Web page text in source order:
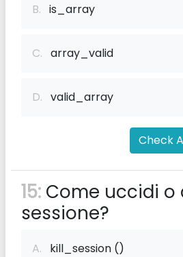
B. is_array
C. array_valid
D. valid_array
Check
15: Come uccidi
sessione?
A. kill_session ()